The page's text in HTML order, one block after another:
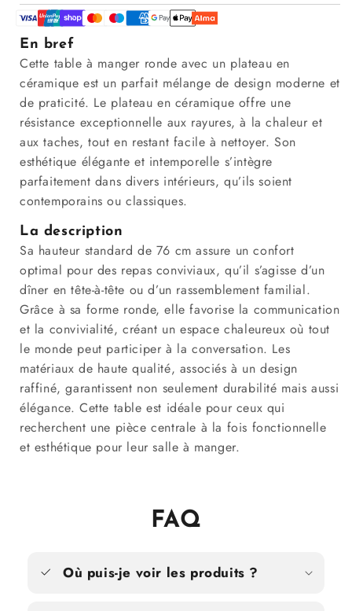
En bref
Cette table à manger ronde avec un plateau en
céramique est un parfait mélange de design moderne et
de praticité. Le plateau en céramique offre une
résistance exceptionnelle aux rayures, à la chaleur et
aux taches, tout en restant facile à nettoyer. Son
esthétique élégante et intemporelle s’intègre
parfaitement dans divers intérieurs, qu’ils soient
contemporains ou classiques.
La description
Sa hauteur standard de 76 cm assure un confort
optimal pour des repas conviviaux, qu’il s’agisse d’un
dîner en tête-à-tête ou d’un rassemblement familial.
Grâce à sa forme ronde, elle favorise la communication
et la convivialité, créant un espace chaleureux où tout
le monde peut participer à la conversation. Les
matériaux de haute qualité, associés à un design
raffiné, garantissent non seulement durabilité mais aussi
élégance. Cette table est idéale pour ceux qui
recherchent une pièce centrale à la fois fonctionnelle
et esthétique pour leur salle à manger.
FAQ
Où puis-je voir les produits ?